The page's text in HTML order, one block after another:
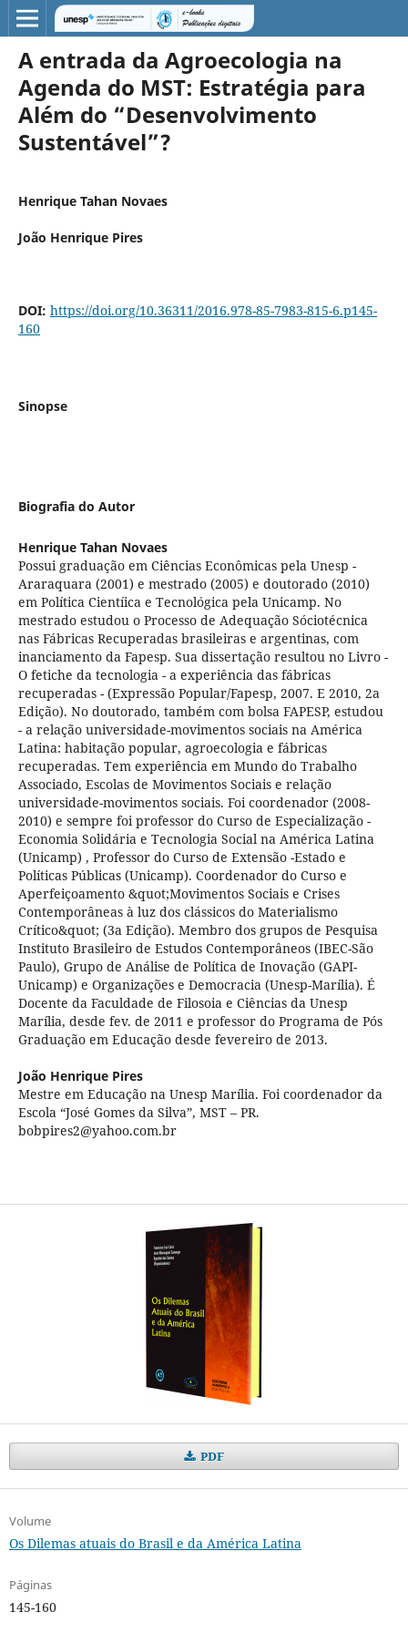
A entrada da Agroecologia na
Agenda do MST: Estratégia para
Além do “Desenvolvimento
Sustentável”?
Henrique Tahan Novaes
João Henrique Pires
DOI: https://doi.org/10.36311/2016.978-85-7983-815-6.p145-
160
Sinopse
Biografia do Autor
Henrique Tahan Novaes
Possui graduação em Ciências Econômicas pela Unesp -
Araraquara (2001) e mestrado (2005) e doutorado (2010)
em Política Cientíica e Tecnológica pela Unicamp. No
mestrado estudou o Processo de Adequação Sóciotécnica
nas Fábricas Recuperadas brasileiras e argentinas, com
inanciamento da Fapesp. Sua dissertação resultou no Livro -
O fetiche da tecnologia - a experiência das fábricas
recuperadas - (Expressão Popular/Fapesp, 2007. E 2010, 2a
Edição). No doutorado, também com bolsa FAPESP, estudou
- a relação universidade-movimentos sociais na América
Latina: habitação popular, agroecologia e fábricas
recuperadas. Tem experiência em Mundo do Trabalho
Associado, Escolas de Movimentos Sociais e relação
universidade-movimentos sociais. Foi coordenador (2008-
2010) e sempre foi professor do Curso de Especialização -
Economia Solidária e Tecnologia Social na América Latina
(Unicamp) , Professor do Curso de Extensão -Estado e
Políticas Públicas (Unicamp). Coordenador do Curso e
Aperfeiçoamento &quot;Movimentos Sociais e Crises
Contemporâneas à luz dos clássicos do Materialismo
Crítico&quot; (3a Edição). Membro dos grupos de Pesquisa
Instituto Brasileiro de Estudos Contemporâneos (IBEC-São
Paulo), Grupo de Análise de Política de Inovação (GAPI-
Unicamp) e Organizações e Democracia (Unesp-Marília). É
Docente da Faculdade de Filosoia e Ciências da Unesp
Marília, desde fev. de 2011 e professor do Programa de Pós
Graduação em Educação desde fevereiro de 2013.
João Henrique Pires
Mestre em Educação na Unesp Marília. Foi coordenador da
Escola “José Gomes da Silva”, MST – PR.
bobpires2@yahoo.com.br
PDF
Volume
Os Dilemas atuais do Brasil e da América Latina
Páginas
145-160